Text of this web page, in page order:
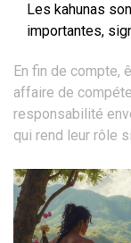
Les kahunas
importantes,
En fin de compte,
affaire de
responsabilité
qui rend leur rôle